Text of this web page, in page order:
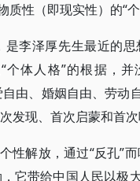
性（即现实性）的“个
李泽厚先生最近的
体人格”的根据，
自由、婚姻自由、劳
发现、首次启蒙和首次
性解放，通过“反孔”
它带给中国人民以极